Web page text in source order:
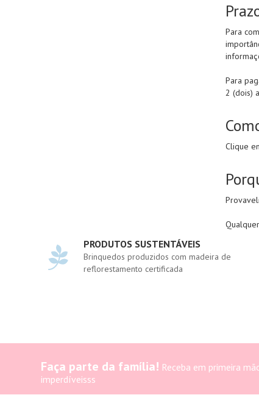
Para
Para
2 (dois)
Clique
PRODUTOS SUSTENTÁVEIS
Brinquedos produzidos com madeira de
reflorestamento certificada
Faça parte da família! Receba em primeira
imperdíveisss